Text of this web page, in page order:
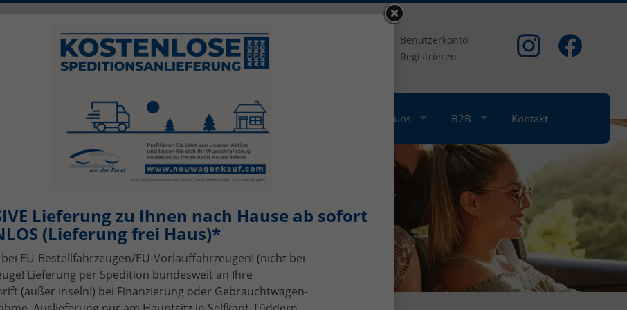
(0)2456 506-1390
Mo - Fr 08.00 - 17.00
info@neuwagenkauf.com
Benutzerkonto
Registrieren
Top-Angebote Service Gebrauchtwagen-Ankauf Über uns B2B Kontakt
Lieferung zu Ihnen nach Hause ab sofort
(Lieferung frei Haus)*
EU-Bestellfahrzeugen/EU-Vorlauffahrzeugen! (nicht bei
Lieferung per Spedition bundesweit an Ihre
(außer Inseln!) bei Finanzierung oder Gebrauchtwagen-